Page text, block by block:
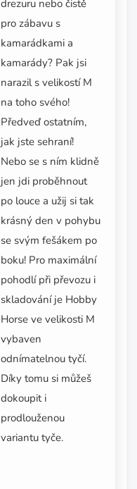
drezuru nebo čistě
pro zábavu s
kamarádkami a
kamarády? Pak jsi
narazil s velikostí M
na toho svého!
Předveď ostatním,
jak jste sehraní!
Nebo se s ním klidně
jen jdi proběhnout
po louce a užij si tak
krásný den v pohybu
se svým fešákem po
boku! Pro maximální
pohodlí při převozu i
skladování je Hobby
Horse ve velikosti M
vybaven
odnímatelnou tyčí.
Díky tomu si můžeš
dokoupit i
prodlouženou
variantu tyče.